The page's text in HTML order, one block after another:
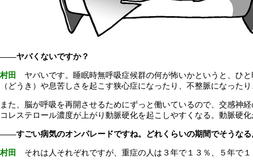
――ヤバくないですか？
村田
ヤバいです。睡眠時無呼吸症候群の何が怖いかというと、ひ
（どうき）や息苦しさを起こす狭心症になったり、不整脈になった
また、脳が呼吸を再開させるためにずっと働いているので、交感神
コレステロール濃度が上がり動脈硬化を起こしやすくなる。動脈硬
――すごい病気のオンパレードですね。どれくらいの期間でそうなる
村田 それは人それぞれですが、重症の人は３年で１３％、５年で１